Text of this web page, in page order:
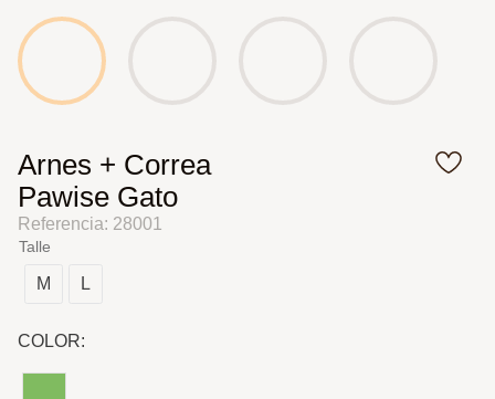
Arnes + Correa
Pawise Gato
Referencia: 28001
Talle
M L
COLOR: